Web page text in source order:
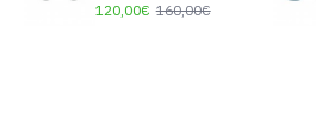
120,00€ 160,00€